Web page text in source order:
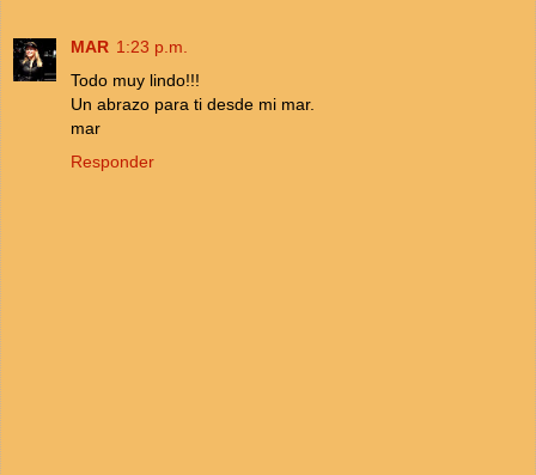
MAR 1:23 p.m.
Todo muy lindo!!!
Un abrazo para ti desde mi mar.
mar
Responder